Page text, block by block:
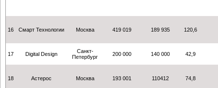
16 Смарт Технологии Москва 419 019 189 935 120,6
17 Digital Design
Санкт-
Петербург
200 000 140 000 42,9
18 Астерос Москва 193 001 110412 74,8